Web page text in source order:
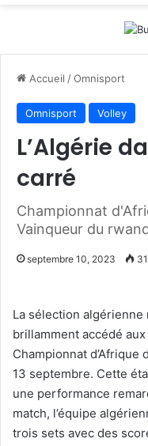
Accueil /Omnisport
Omnisport Volley
L’Algérie
carré
Championnat
Vainqueur du
septembre 10, 2023
La sélection
brillamment accédé
Championnat
13 septembre. Cette
une performance
match, l’équipe
trois sets avec des